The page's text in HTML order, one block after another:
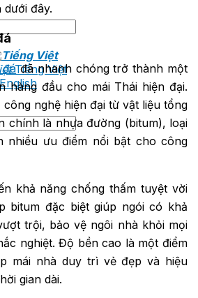
Tiếng Việt
đây.
đáđã nhanh chóng trở thành một
hàng đầu cho mái Thái hiện đại.
nghệ hiện đại từ vật liệu tổng
chính là nhựa đường (bitum), loại
nhiều ưu điểm nổi bật cho công
khả năng chống thấm tuyệt vời
bitum đặc biệt giúp ngói có khả
trội, bảo vệ ngôi nhà khỏi mọi
nghiệt. Độ bền cao là một điểm
mái nhà duy trì vẻ đẹp và hiệu
gian dài.